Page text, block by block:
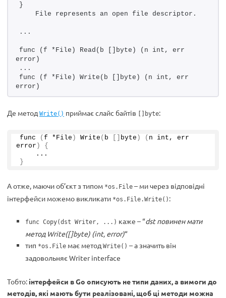
}
    File represents an open file descriptor.
...
func (f *File) Read(b []byte) (n int, err
error)
...
func (f *File) Write(b []byte) (n int, err
error)
Де метод Write() приймає слайс байтів []byte:
func ( f *File ) Write ( b byte ) ( n int, err
error )
{
    ...
}
А отже, маючи об’єкт з типом *os.File – ми через відповідні
інтерфейси можемо викликати *os.File.Write() :
func Copy(dst Writer, ...) каже – “dst повинен мати
метод Write([]byte) (int, error)“
тип *os.File має метод Write() – а значить він
задовольняє Writer interface
Тобто: інтерфейси в Go описують не типи даних, а вимоги до
методів, які мають бути реалізовані, щоб ці методи можна